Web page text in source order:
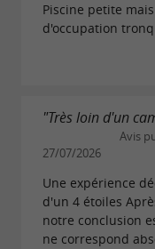
Piscine petite
d'occupation
"Très loin d'un
Avis
27/07/2026
Une expérience
d'un 4 étoiles
notre conclusion
ne correspond